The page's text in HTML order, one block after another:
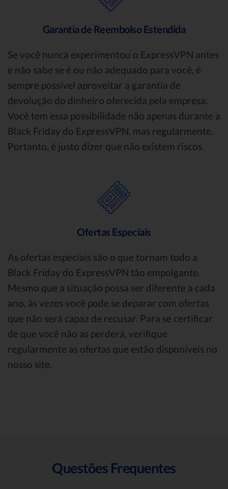
Garantia de Reembolso Estendida
Se você nunca experimentou o ExpressVPN antes
e não sabe se é ou não adequado para você, é
sempre possível aproveitar a garantia de
devolução do dinheiro oferecida pela empresa.
Você tem essa possibilidade não apenas durante a
Black Friday do ExpressVPN, mas regularmente.
Portanto, é justo dizer que não existem riscos.
Ofertas Especiais
As ofertas especiais são o que tornam todo a
Black Friday do ExpressVPN tão empolgante.
Mesmo que a situação possa ser diferente a cada
ano, às vezes você pode se deparar com ofertas
que não será capaz de recusar. Para se certificar
de que você não as perderá, verifique
regularmente as ofertas que estão disponíveis no
nosso site.
Questões Frequentes